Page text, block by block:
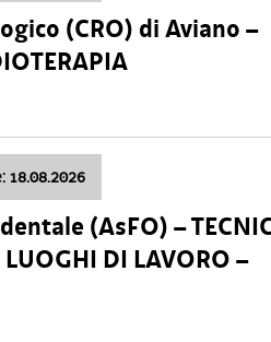
(CRO) di Aviano –
18.08.2026
(AsFO) –
LUOGHI DI LAVORO –